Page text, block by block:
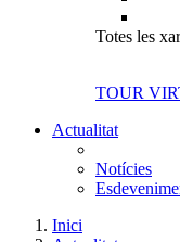
Totes les
TOUR
Actualitat
Notícies
Inici